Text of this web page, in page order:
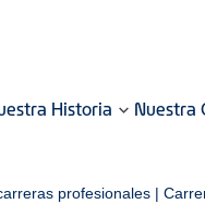
Historia Nuestra
profesionales |